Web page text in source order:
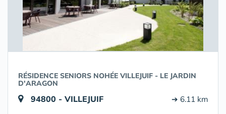
RÉSIDENCE SENIORS NOHÉE VILLEJUIF - LE JARDIN
D'ARAGON
94800 - VILLEJUIF ➔ 6.11 km